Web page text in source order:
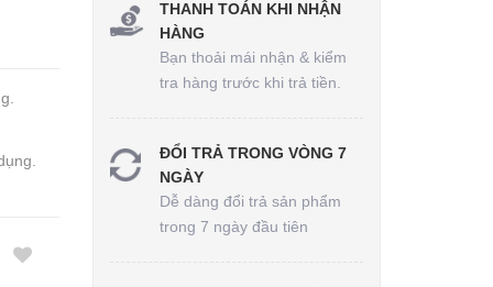
THANH TOÁN KHI NHẬN
HÀNG
Bạn thoải mái nhận & kiểm
tra hàng trước khi trả tiền.
ĐỔI TRẢ TRONG VÒNG 7
NGÀY
Dễ dàng đổi trả sản phẩm
trong 7 ngày đầu tiên